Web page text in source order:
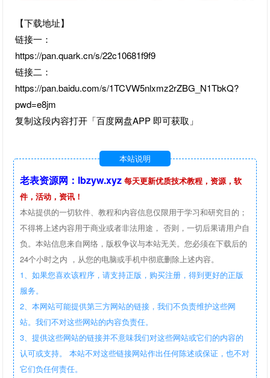
【下载地址】
链接一：
https://pan.quark.cn/s/22c10681f9f9
链接二：
https://pan.baidu.com/s/1TCVW5nlxmz2rZBG_N1TbkQ?
pwd=e8jm
复制这段内容打开「百度网盘APP 即可获取」
本站说明
老表资源网：lbzyw.xyz 每天更新优质技术教程，资源，软
件，活动，资讯！
本站提供的一切软件、教程和内容信息仅限用于学习和研究目的；
不得将上述内容用于商业或者非法用途， 否则，一切后果请用户自
负。本站信息来自网络，版权争议与本站无关。您必须在下载后的
24个小时之内 ，从您的电脑或手机中彻底删除上述内容。
1、如果您喜欢该程序，请支持正版，购买注册，得到更好的正版
服务。
2、本网站可能提供第三方网站的链接，我们不负责维护这些网
站。我们不对这些网站的内容负责任。
3、提供这些网站的链接并不意味我们对这些网站或它们的内容的
认可或支持。 本站不对这些链接网站作出任何陈述或保证，也不对
它们负任何责任。